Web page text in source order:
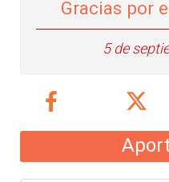
Gracias por
5 de